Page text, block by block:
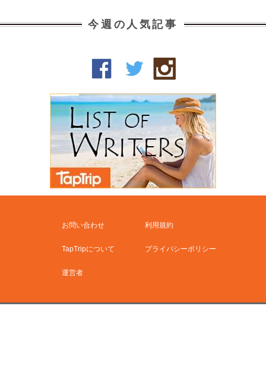
今週の人気記事
お問い合わせ 利用規約
TapTripについて プライバシーポリシー
運営者